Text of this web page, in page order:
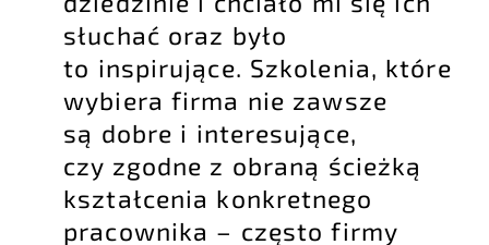
słuchać oraz było
to inspirujące. Szkolenia, które
wybiera firma nie zawsze
są dobre i interesujące,
czy zgodne z obraną ścieżką
kształcenia konkretnego
pracownika – często firmy